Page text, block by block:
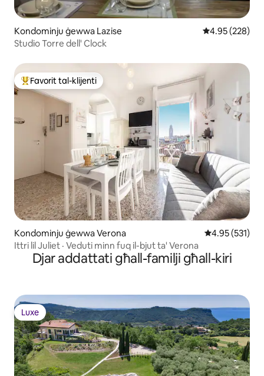
Kondominju ġewwa Lazise Rating medju
4.95 (228)
Studio Torre dell' Clock
Wieħed mill-aqwa favoriti tal-klijenti
Favorit tal-klijenti
Kondominju ġewwa Verona Rating medju
4.95 (531)
Ittri lil Juliet · Veduti minn fuq il-bjut ta' Verona
Djar addattati għall-familji għall-kiri
Luxe
Luxe